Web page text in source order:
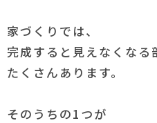
家づくりでは、
完成すると見えなくなる
たくさんあります。
そのうちの1つが